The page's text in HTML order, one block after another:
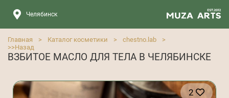
Челябинск
Главная > Каталог косметики > chestno.lab
>
>>Назад
ВЗБИТОЕ МАСЛО ДЛЯ ТЕЛА В ЧЕЛЯБИНСКЕ
2